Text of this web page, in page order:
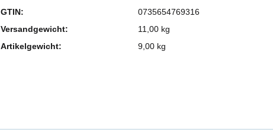
GTIN:
0735654769316
Versandgewicht:
11,00 kg
Artikelgewicht:
9,00 kg